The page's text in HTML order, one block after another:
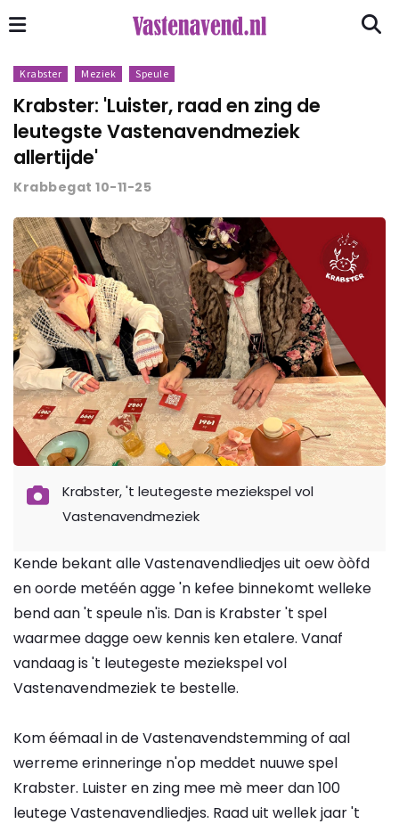
Krabster Meziek Speule
Krabster: 'Luister, raad en zing de
leutegste Vastenavendmeziek
allertijde'
Krabbegat 10-11-25
Krabster, 't leutegeste meziekspel vol
Vastenavendmeziek
Kende bekant alle Vastenavendliedjes uit oew òòfd
en oorde metéén agge 'n kefee binnekomt welleke
bend aan 't speule n'is. Dan is Krabster 't spel
waarmee dagge oew kennis ken etalere. Vanaf
vandaag is 't leutegeste meziekspel vol
Vastenavendmeziek te bestelle.
Kom éémaal in de Vastenavendstemming of aal
werreme erinneringe n'op meddet nuuwe spel
Krabster. Luister en zing mee mè meer dan 100
leutege Vastenavendliedjes. Raad uit wellek jaar 't